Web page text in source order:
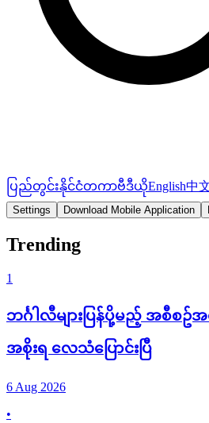
ပြည်တွင်းနိုင်ငံတကာဗီဒီယိုEnglish中
Settings Download Mobile Application
Trending
1
ဘင်္ဂါလီများပြန်ပို့မည့် အစီစဥ်
အစိုးရ လေသံပြောင်းပြီ
6 Aug 2026
•